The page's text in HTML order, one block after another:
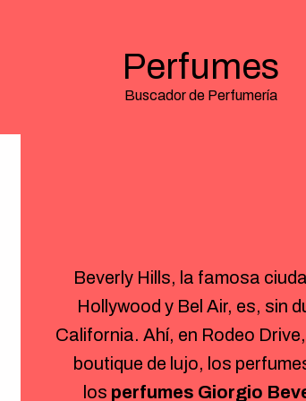
Perfumes
Buscador de Perfumería
Beverly Hills, la famosa
Hollywood y Bel Air, es, sin
California. Ahí, en Rodeo
boutique de lujo, los
los perfumes Giorgio